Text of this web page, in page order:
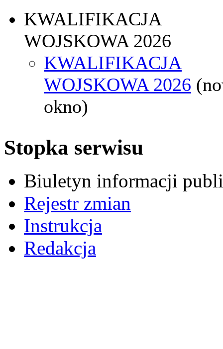
KWALIFIKACJA
WOJSKOWA 2026
KWALIFIKACJA
WOJSKOWA 2026
okno)
Stopka serwisu
Biuletyn informacji
Rejestr zmian
Instrukcja
Redakcja